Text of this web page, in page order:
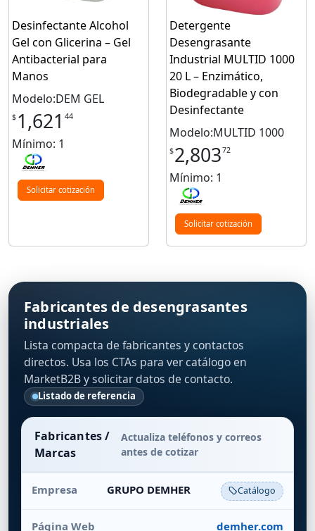
Desinfectante Alcohol
Gel con Glicerina – Gel
Antibacterial para
Manos
Modelo:DEM GEL
$ 1,621 44
Mínimo: 1
Solicitar cotización
Detergente
Desengrasante
Industrial MULTID 1000
20 L – Enzimático,
Biodegradable y con
Desinfectante
Modelo:MULTID 1000
$2,80372
Mínimo: 1
Solicitar cotización
Fabricantes de desengrasantes
industriales
Lista compacta de fabricantes y contactos
directos. Usa los CTAs para ver catálogo en
MarketB2B y solicitar datos de contacto.
Listado de referencia
Fabricantes /
Marcas
Actualiza teléfonos y correos
antes de cotizar
GRUPO DEMHER Catálogo
demher.com